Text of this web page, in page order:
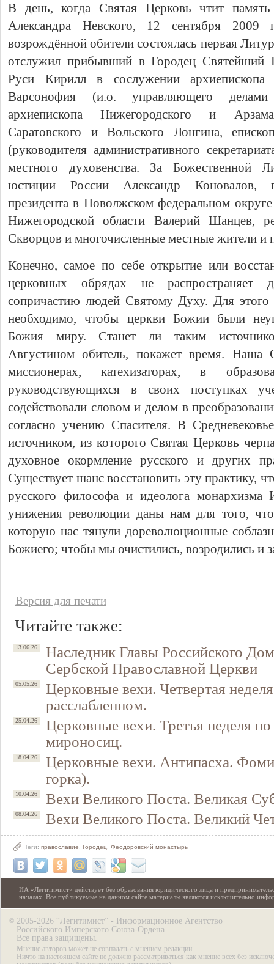
В день, когда Святая Церковь чтит память
Александра Невского, 12 сентября 2009
возрождённой обители состоялась первая
отслужил прибывший в Городец Святейший
Руси Кирилл в сослужении архиепископа
Варсонофия (и.о. управляющего делами
архиепископа Нижегородского и
Саратовского и Вольского Лонгина,
(руководителя административного
местного духовенства. За Божественной
юстиции России Александр Коновалов,
президента в Поволжском федеральном
Нижегородской области Валерий
Скворцов и многочисленные местные жители и
Конечно, самое по себе открытие или
церковных обрядах не распространяет
сопричастию людей Святому Духу. Для
необходимо, чтобы церкви Божии были
Божия миру. Станет ли таким
Августином обитель, покажет время. Наша
миссионерах, катехизаторах, в
руководствующихся в своих поступках
содействовали словом и делом в
согласно учению Спасителя. В
источником, из которого Святая Церковь
духовное окормление русского и других
Существует шанс восстановить эту практику,
русского философа и идеолога
унижения революции даны нам для того,
которую нас тянули дореволюционные
Божиего; чтобы мы очистились, возродились и
Версия для печати
Читайте также:
13.06.26
Наследник Главы Российского
Сербской Православной Церкви
05.05.26
Церковные вехи. Четвертая
расслабленном.
25.04.26
Церковные вехи. Третья неделя
мироносиц.
18.04.26
Церковные вехи. Антипасха.
горка).
10.04.26 Вехи Великого Поста. Великая
08.04.26 Вехи Великого Поста. Великий
Теги: православие Городец Феодоровский монастырь
ИА «Легитимист» действует без образования юридического лица и
началах. Все публикуемые на данном сайте материалы являются исключительно
© 2005-2026 “Легитимист” - Информационное Агентство
Российского Имперского Союза-Ордена.
Все права защищены.
Мнение авторов может не совпадать с мнением редакции.
Ничто на настоящем сайте не должно рассматриваться как мнение всех без